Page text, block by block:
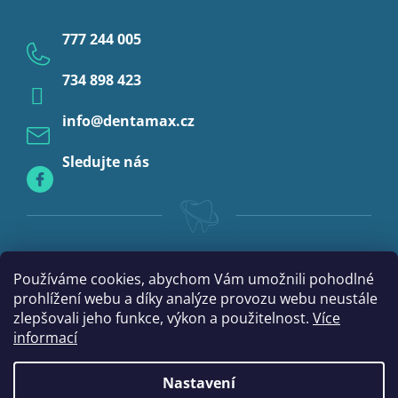
Používáme cookies, abychom Vám umožnili pohodlné
prohlížení webu a díky analýze provozu webu neustále
zlepšovali jeho funkce, výkon a použitelnost. Více
informací
Nastavení
Anestezie
Profylaxe
info@dentamax.cz
777 244 005
734 898 423
Sledujte nás
Vytvořil Shoptet